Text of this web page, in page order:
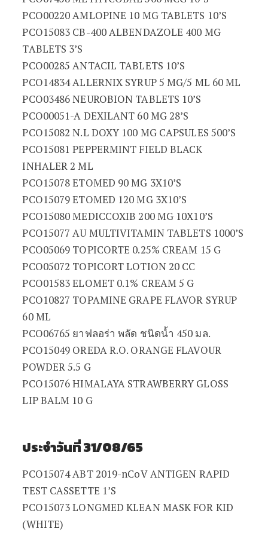
PCO00220 AMLOPINE 10 MG TABLETS 10’S
PCO15083 CB-400 ALBENDAZOLE 400 MG
TABLETS 3’S
PCO00285 ANTACIL TABLETS 10’S
PCO14834 ALLERNIX SYRUP 5 MG/5 ML 60 ML
PCO03486 NEUROBION TABLETS 10’S
PCO00051-A DEXILANT 60 MG 28’S
PCO15082 N.L DOXY 100 MG CAPSULES 500’S
PCO15081 PEPPERMINT FIELD BLACK
INHALER 2 ML
PCO15078 ETOMED 90 MG 3X10’S
PCO15079 ETOMED 120 MG 3X10’S
PCO15080 MEDICCOXIB 200 MG 10X10’S
PCO15077 AU MULTIVITAMIN TABLETS 1000’S
PCO05069 TOPICORTE 0.25% CREAM 15 G
PCO05072 TOPICORT LOTION 20 CC
PCO01583 ELOMET 0.1% CREAM 5 G
PCO10827 TOPAMINE GRAPE FLAVOR SYRUP
60 ML
PCO06765 ยาฟลอร่า พลัด ชนิดน้ำ 450 มล.
PCO15049 OREDA R.O. ORANGE FLAVOUR
POWDER 5.5 G
PCO15076 HIMALAYA STRAWBERRY GLOSS
LIP BALM 10 G
ประจำวันที่ 31/08/65
PCO15074 ABT 2019-nCoV ANTIGEN RAPID
TEST CASSETTE 1’S
PCO15073 LONGMED KLEAN MASK FOR KID
(WHITE)